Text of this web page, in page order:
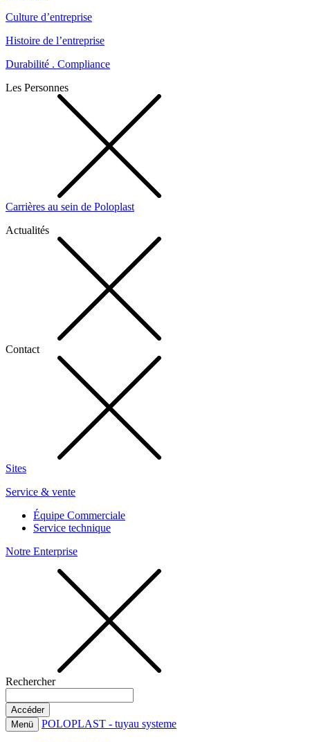
Culture d’entreprise
Histoire de l’entreprise
Durabilité . Compliance
Les Personnes
Carrières au sein de Poloplast
Actualités
Contact
Sites
Service & vente
Équipe Commerciale
Service technique
Notre Enterprise
Rechercher
Menü POLOPLAST - tuyau systeme